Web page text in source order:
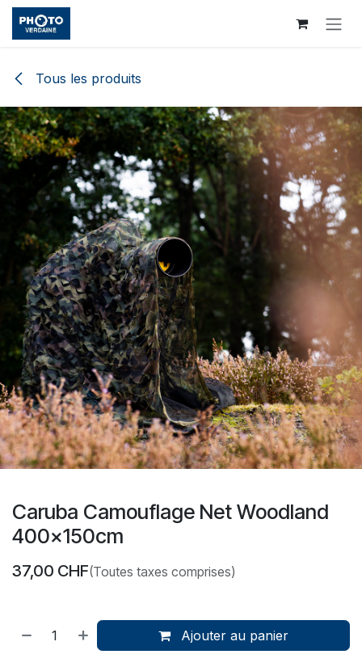
Se rendre au contenu
Tous les produits
Caruba Camouflage Net Woodland
400x150cm
37,00 CHF(Toutes taxes comprises)
Ajouter au panier